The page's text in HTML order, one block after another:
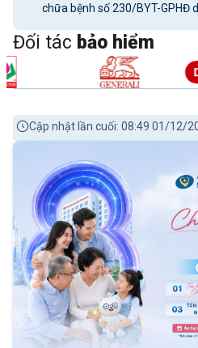
chữa bệnh số 230/BYT-GPHĐ
Đối tác bảo hiểm
Cập nhật lần cuối: 08:49 01/12/